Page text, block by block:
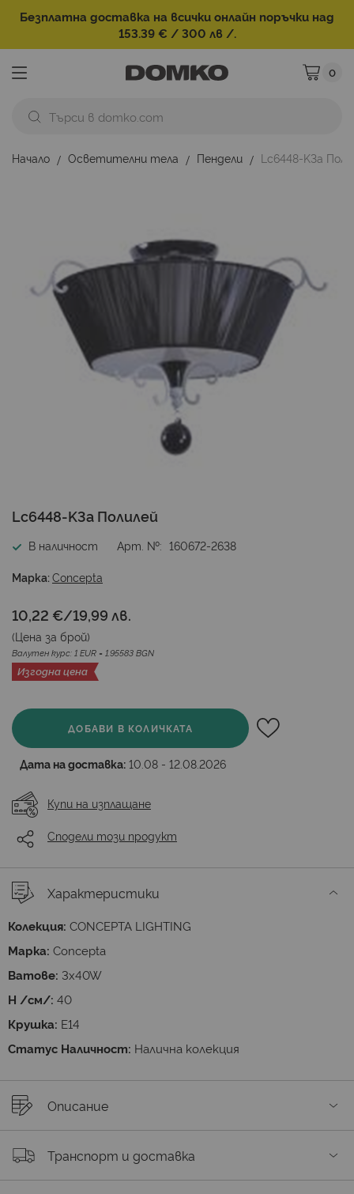
Безплатна доставка на всички онлайн поръчки над
153.39 € / 300 лв /.
Моята
0
Начало Осветителни тела Пендели
Lc6448-K3a
изображенията
Преминете
началото
галерия
снимки
Lc6448-K3a Полилей
В наличност Арт. № 160672-2638
Марка:Concepta
10,22 €/19,99 лв.
(Цена за брой)
Валутен курс: 1 EUR = 1.95583 BGN
Изгодна цена
ДОБАВИ В КОЛИЧКАТА
Дата на доставка: 10.08 - 12.08.2026
Купи на изплащане
Сподели този продукт
Характеристики
Колекция: CONCEPTA LIGHTING
Марка: Concepta
Ватове: 3x40W
H /см/: 40
Крушка: E14
Статус Наличност: Налична колекция
Описание
Транспорт и доставка